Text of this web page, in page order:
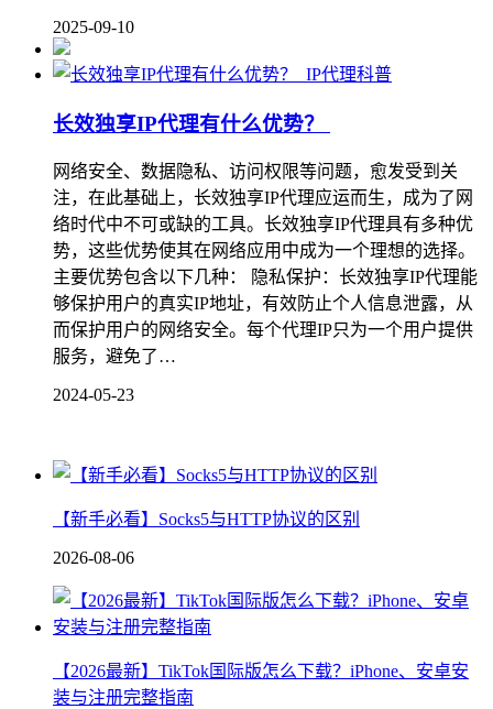
2025-09-10
IP代理科普
长效独享IP代理有什么优势？
网络安全、数据隐私、访问权限等问题，愈发受到关
注，在此基础上，长效独享IP代理应运而生，成为了网
络时代中不可或缺的工具。长效独享IP代理具有多种优
势，这些优势使其在网络应用中成为一个理想的选择。
主要优势包含以下几种： 隐私保护：长效独享IP代理能
够保护用户的真实IP地址，有效防止个人信息泄露，从
而保护用户的网络安全。每个代理IP只为一个用户提供
服务，避免了…
2024-05-23
【新手必看】Socks5与HTTP协议的区别
2026-08-06
【2026最新】TikTok国际版怎么下载？iPhone、安卓安
装与注册完整指南